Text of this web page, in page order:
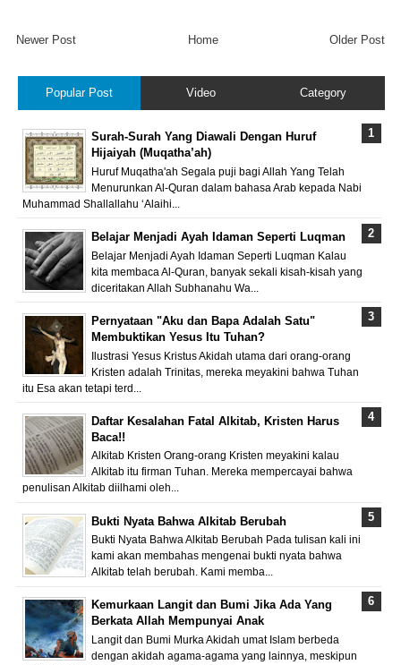
Newer Post Older Post
Home
Popular Post Video Category
Surah-Surah Yang Diawali Dengan Huruf
Hijaiyah (Muqatha’ah)
Huruf Muqatha'ah Segala puji bagi Allah Yang Telah
Menurunkan Al-Quran dalam bahasa Arab kepada Nabi
Muhammad Shallallahu ‘Alaihi...
Belajar Menjadi Ayah Idaman Seperti Luqman
Belajar Menjadi Ayah Idaman Seperti Luqman Kalau
kita membaca Al-Quran, banyak sekali kisah-kisah yang
diceritakan Allah Subhanahu Wa...
Pernyataan "Aku dan Bapa Adalah Satu"
Membuktikan Yesus Itu Tuhan?
Ilustrasi Yesus Kristus Akidah utama dari orang-orang
Kristen adalah Trinitas, mereka meyakini bahwa Tuhan
itu Esa akan tetapi terd...
Daftar Kesalahan Fatal Alkitab, Kristen Harus
Baca!!
Alkitab Kristen Orang-orang Kristen meyakini kalau
Alkitab itu firman Tuhan. Mereka mempercayai bahwa
penulisan Alkitab diilhami oleh...
Bukti Nyata Bahwa Alkitab Berubah
Bukti Nyata Bahwa Alkitab Berubah Pada tulisan kali ini
kami akan membahas mengenai bukti nyata bahwa
Alkitab telah berubah. Kami memba...
Kemurkaan Langit dan Bumi Jika Ada Yang
Berkata Allah Mempunyai Anak
Langit dan Bumi Murka Akidah umat Islam berbeda
dengan akidah agama-agama yang lainnya, meskipun